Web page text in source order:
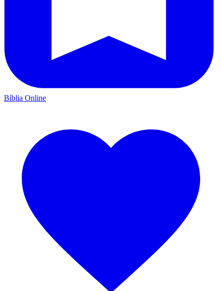
Bíblia Online